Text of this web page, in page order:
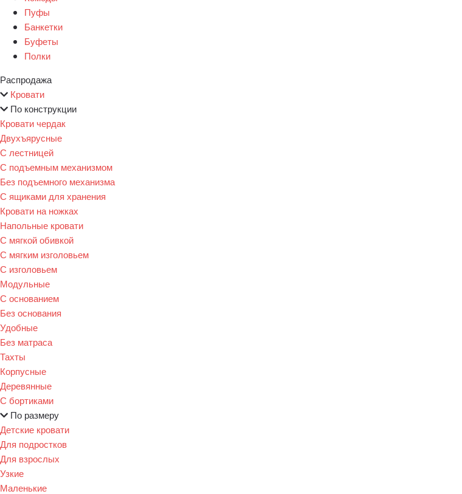
Пуфы
Банкетки
Буфеты
Полки
Распродажа
Кровати
По конструкции
Кровати чердак
Двухъярусные
С лестницей
С подъемным механизмом
Без подъемного механизма
С ящиками для хранения
Кровати на ножках
Напольные кровати
С мягкой обивкой
С мягким изголовьем
С изголовьем
Модульные
С основанием
Без основания
Удобные
Без матраса
Тахты
Корпусные
Деревянные
С бортиками
По размеру
Детские кровати
Для подростков
Для взрослых
Узкие
Маленькие